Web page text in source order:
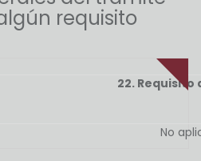
requisito
22. Requisito
No